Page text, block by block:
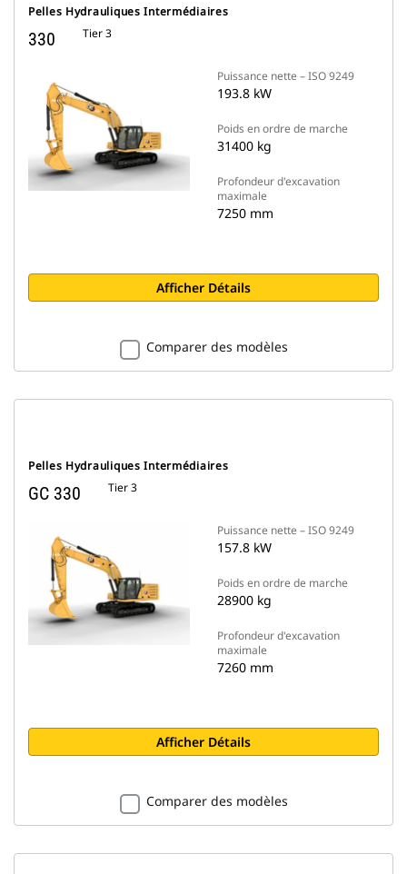
Pelles Hydrauliques Intermédiaires
330 Tier 3
Puissance nette – ISO 9249
193.8 kW
Poids en ordre de marche
31400 kg
Profondeur d'excavation
maximale
7250 mm
Afficher Détails
Comparer des modèles
Pelles Hydrauliques Intermédiaires
GC 330 Tier 3
Puissance nette – ISO 9249
157.8 kW
Poids en ordre de marche
28900 kg
Profondeur d'excavation
maximale
7260 mm
Afficher Détails
Comparer des modèles